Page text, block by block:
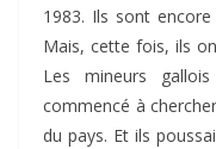
1983. Ils sont
Mais, cette fois, ils
Les mineurs
commencé à
du pays. Et ils